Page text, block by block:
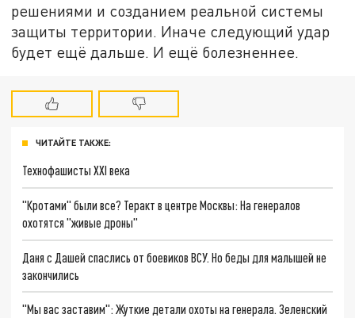
решениями и созданием реальной системы
защиты территории. Иначе следующий удар
будет ещё дальше. И ещё болезненнее.
ЧИТАЙТЕ ТАКЖЕ:
Технофашисты XXI века
"Кротами" были все? Теракт в центре Москвы: На генералов
охотятся "живые дроны"
Даня с Дашей спаслись от боевиков ВСУ. Но беды для малышей не
закончились
"Мы вас заставим": Жуткие детали охоты на генерала. Зеленский